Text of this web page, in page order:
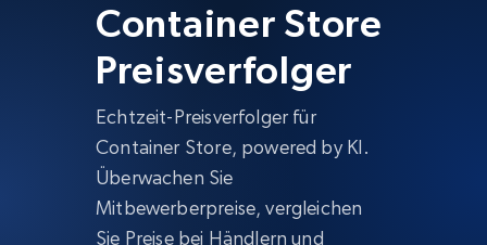
Container Store
Preisverfolger
Echtzeit-Preisverfolger für
Container Store, powered by KI.
Überwachen Sie
Mitbewerberpreise, vergleichen
Sie Preise bei Händlern und